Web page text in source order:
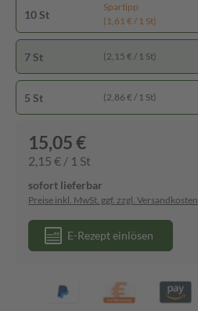
10 St
Spartipp
(1,61 € / 1 St)
7 St (2,15 € / 1 St)
5 St (2,86 € / 1 St)
15,05 €
2,15 € / 1 St
sofort lieferbar
Preise inkl. MwSt. ggf. zzgl. Versandkosten
E-Rezept einlösen